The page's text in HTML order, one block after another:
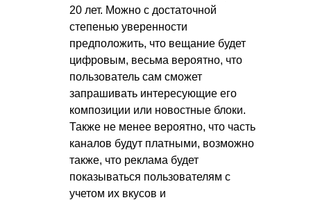
20 лет. Можно с достаточной
степенью уверенности
предположить, что вещание будет
цифровым, весьма вероятно, что
пользователь сам сможет
запрашивать интересующие его
композиции или новостные блоки.
Также не менее вероятно, что часть
каналов будут платными, возможно
также, что реклама будет
показываться пользователям с
учетом их вкусов и